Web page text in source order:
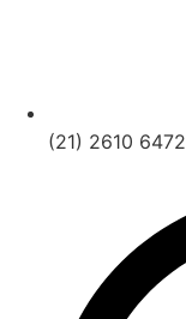
(21) 2610 6472